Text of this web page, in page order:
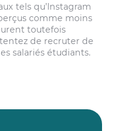
tels qu’Instagram
comme moins
toutefois
de recruter de
salariés étudiants.